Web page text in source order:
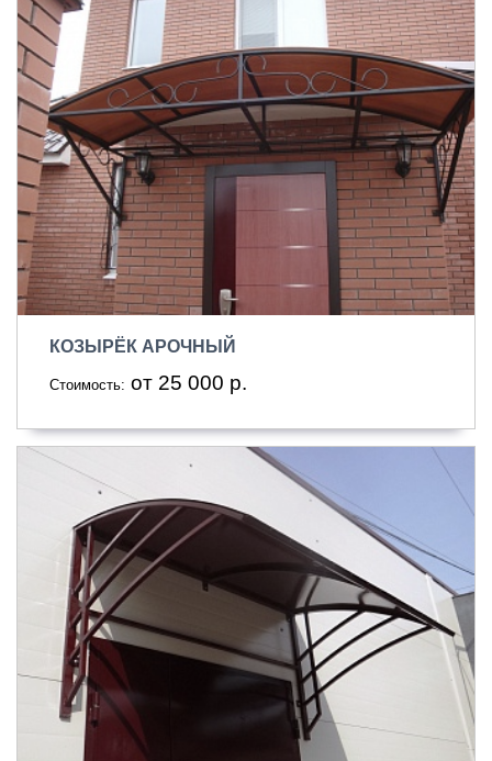
КОЗЫРЁК АРОЧНЫЙ
Стоимость: от 25 000 р.